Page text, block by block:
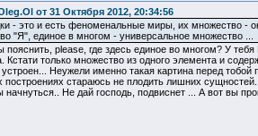
от 31 Октября 2012, 20:34:56
- это и есть феноменальные миры, их множество -
"Я", единое в многом - универсальное множество ...
пояснить, please, где здесь единое во многом? У
Кстати только множество из одного элемента и
Неужели именно такая картина перед
построениях стараюсь не плодить лишних
начнуться.. Не дай господь, подвиснет ... А вот вы